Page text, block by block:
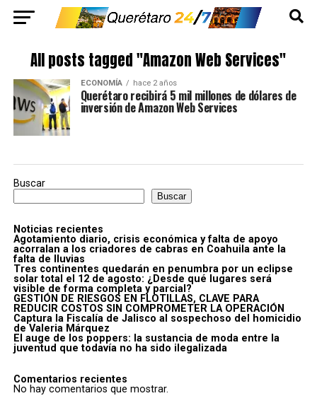
All posts tagged "Amazon Web Services"
ECONOMÍA hace 2 años
Querétaro recibirá 5 mil millones de dólares de
inversión de Amazon Web Services
Buscar
Buscar
Noticias recientes
Agotamiento diario, crisis económica y falta de apoyo
acorralan a los criadores de cabras en Coahuila ante la
falta de lluvias
Tres continentes quedarán en penumbra por un eclipse
solar total el 12 de agosto: ¿Desde qué lugares será
visible de forma completa y parcial?
GESTIÓN DE RIESGOS EN FLOTILLAS, CLAVE PARA
REDUCIR COSTOS SIN COMPROMETER LA OPERACIÓN
Captura la Fiscalía de Jalisco al sospechoso del homicidio
de Valeria Márquez
El auge de los poppers: la sustancia de moda entre la
juventud que todavía no ha sido ilegalizada
Comentarios recientes
No hay comentarios que mostrar.